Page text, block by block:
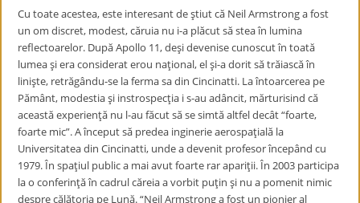
Cu toate acestea, este interesant de ştiut că Neil Armstrong a fost
un om discret, modest, căruia nu i-a plăcut să stea în lumina
reflectoarelor. După Apollo 11, deşi devenise cunoscut în toată
lumea şi era considerat erou naţional, el şi-a dorit să trăiască în
linişte, retrăgându-se la ferma sa din Cincinatti. La întoarcerea pe
Pământ, modestia şi instrospecţia i s-au adâncit, mărturisind că
această experienţă nu l-au făcut să se simtă altfel decât “foarte,
foarte mic”. A început să predea inginerie aerospaţială la
Universitatea din Cincinatti, unde a devenit profesor începând cu
1979. În spaţiul public a mai avut foarte rar apariţii. În 2003 participa
la o conferinţă în cadrul căreia a vorbit puţin şi nu a pomenit nimic
despre călătoria pe Lună. “Neil Armstrong a fost un pionier al